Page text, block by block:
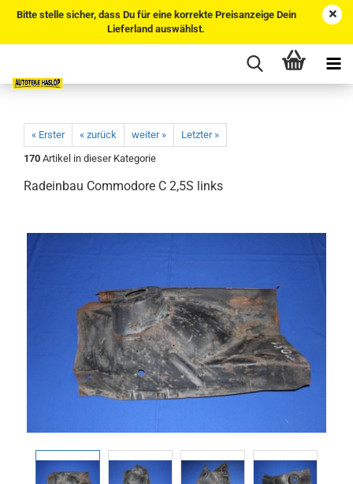
Bitte stelle sicher, dass Du für eine korrekte Preisanzeige Dein
Lieferland auswählst.
« Erster « zurück weiter »
Letzter »
170 Artikel in dieser Kategorie
Radeinbau Commodore C 2,5S links